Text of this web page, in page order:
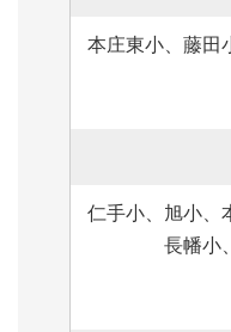
本庄東小、藤田
仁手小、旭小、
長幡小